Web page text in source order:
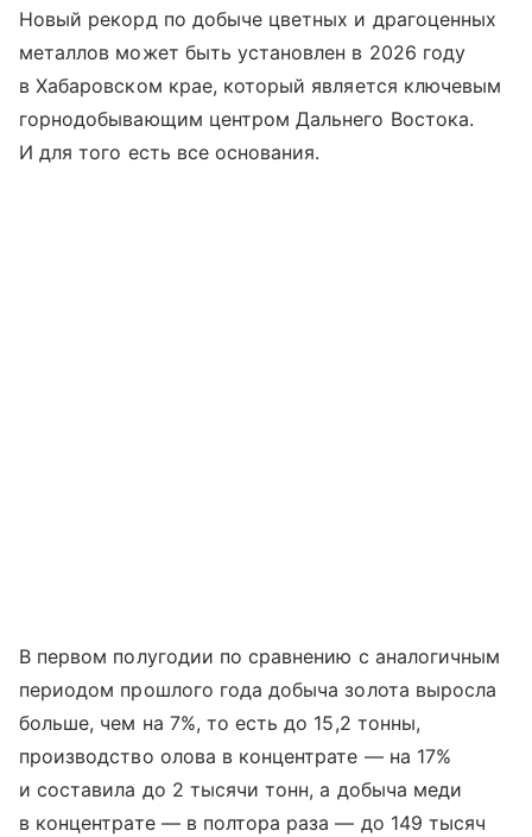
Новый рекорд по добыче цветных и драгоценных
металлов может быть установлен в 2026 году
в Хабаровском крае, который является ключевым
горнодобывающим центром Дальнего Востока.
И для того есть все основания.
В первом полугодии по сравнению с аналогичным
периодом прошлого года добыча золота выросла
больше, чем на 7%, то есть до 15,2 тонны,
производство олова в концентрате — на 17%
и составила до 2 тысячи тонн, а добыча меди
в концентрате — в полтора раза — до 149 тысяч